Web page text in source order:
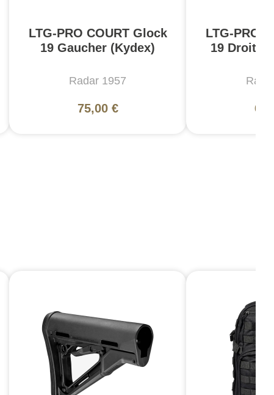
LTG-PRO COURT Glock
19 Gaucher (Kydex)
Radar 1957
75,00 €
LTG-PRO
19